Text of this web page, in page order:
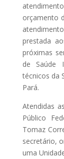
orçamento
prestada
próximas
de Saúde
técnicos da
Pará.
Atendidas
Público
Tomaz
secretário,
uma